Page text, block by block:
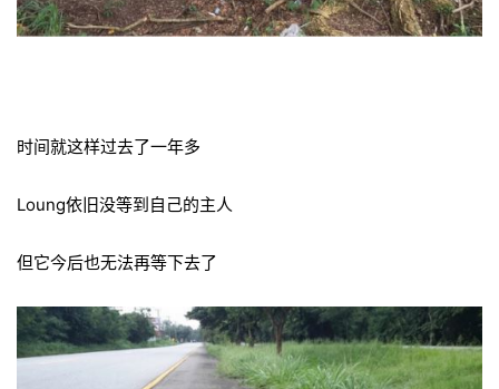
时间就这样过去了一年多
Loung依旧没等到自己的主人
但它今后也无法再等下去了